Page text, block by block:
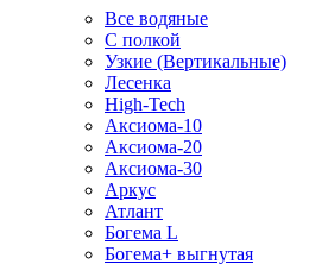
Все водяные
С полкой
Узкие (Вертикальные)
Лесенка
High-Tech
Аксиома-10
Аксиома-20
Аксиома-30
Аркус
Атлант
Богема L
Богема+ выгнутая